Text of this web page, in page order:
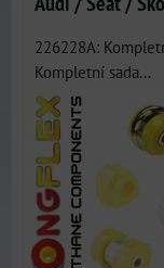
226228A:
Kompletní sada...